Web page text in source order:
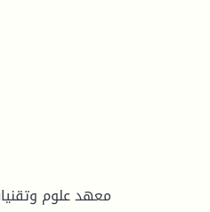
معهد علوم